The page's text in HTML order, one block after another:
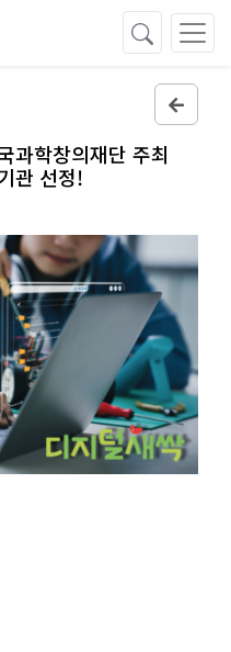
과학창의재단 주최
관 선정!